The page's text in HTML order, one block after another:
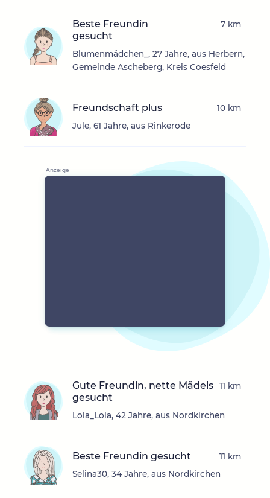
Beste Freundin
gesucht
Blumenmädchen_, 27 Jahre, aus Herbern,
Gemeinde Ascheberg, Kreis Coesfeld
7 km
Freundschaft plus
Jule, 61 Jahre, aus Rinkerode
10 km
Gute Freundin, nette Mädels
gesucht
Lola_Lola, 42 Jahre, aus Nordkirchen
11 km
Beste Freundin gesucht
Selina30, 34 Jahre, aus Nordkirchen
11 km